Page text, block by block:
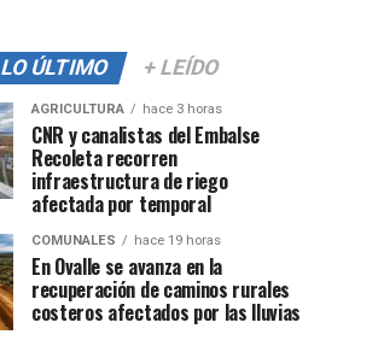
LO ÚLTIMO + LEÍDO
AGRICULTURA hace 3 horas
CNR y canalistas del Embalse
Recoleta recorren
infraestructura de riego
afectada por temporal
COMUNALES hace 19 horas
En Ovalle se avanza en la
recuperación de caminos rurales
costeros afectados por las lluvias